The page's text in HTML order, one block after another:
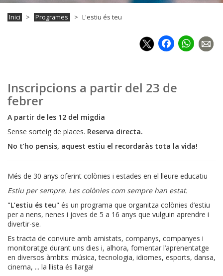
Inici Programes L'estiu és teu
Inscripcions a partir del 23 de
febrer
A partir de les 12 del migdia
Sense sorteig de places. Reserva directa.
No t’ho pensis, aquest estiu el recordaràs tota la vida!
Més de 30 anys oferint colònies i estades en el lleure educatiu
Estiu per sempre. Les colònies com sempre han estat.
"L’estiu és teu" és un programa que organitza colònies d’estiu
per a nens, nenes i joves de 5 a 16 anys que vulguin aprendre i
divertir-se.
Es tracta de conviure amb amistats, companys, companyes i
monitoratge durant uns dies i, alhora, fomentar l’aprenentatge
en diversos àmbits: música, tecnologia, idiomes, esports, dansa,
cinema, ... la llista és llarga!